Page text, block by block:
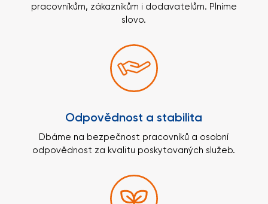
pracovníkům, zákazníkům i dodavatelům. Plníme
slovo.
Odpovědnost a stabilita
Dbáme na bezpečnost pracovníků a osobní
odpovědnost za kvalitu poskytovaných služeb.